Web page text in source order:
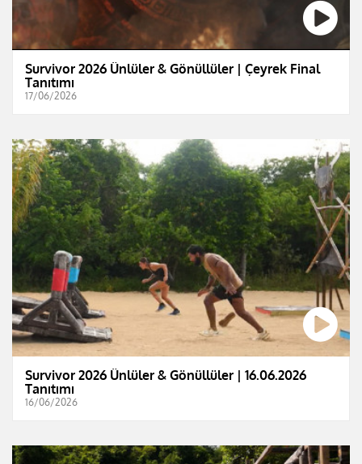
Survivor 2026 Ünlüler & Gönüllüler | Çeyrek Final
Tanıtımı
17/06/2026
Survivor 2026 Ünlüler & Gönüllüler | 16.06.2026
Tanıtımı
16/06/2026